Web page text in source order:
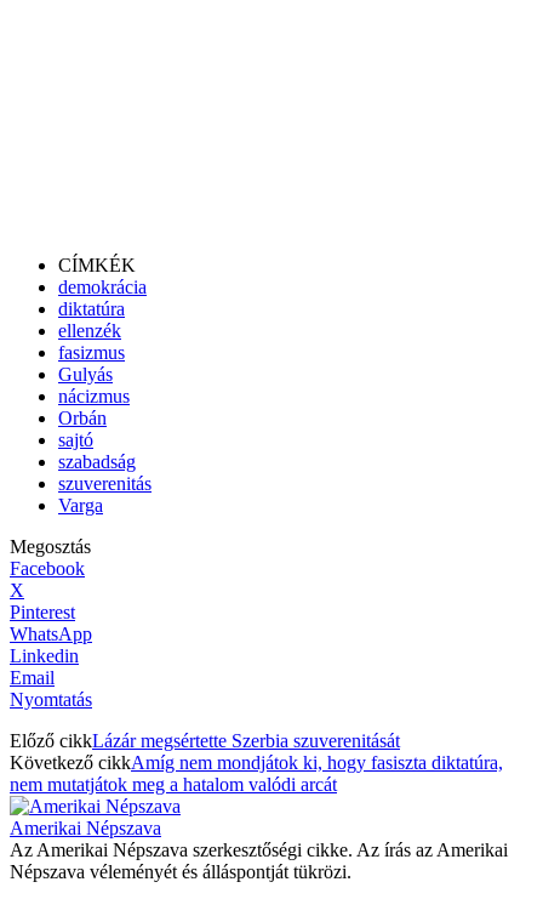
CÍMKÉK
demokrácia
diktatúra
ellenzék
fasizmus
Gulyás
nácizmus
Orbán
sajtó
szabadság
szuverenitás
Varga
Megosztás
Facebook
X
Pinterest
WhatsApp
Linkedin
Email
Nyomtatás
Előző cikkLázár megsértette Szerbia szuverenitását
Következő cikkAmíg nem mondjátok ki, hogy fasiszta diktatúra,
nem mutatjátok meg a hatalom valódi arcát
Amerikai Népszava
Az Amerikai Népszava szerkesztőségi cikke. Az írás az Amerikai
Népszava véleményét és álláspontját tükrözi.